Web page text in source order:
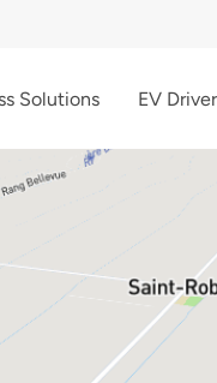
Solutions EV